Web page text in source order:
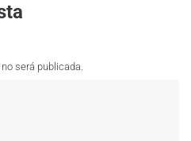
será publicada.